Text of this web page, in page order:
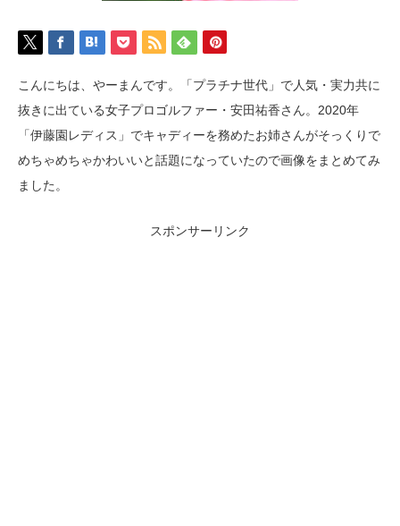
こんにちは、やーまんです。「プラチナ世代」で人気・実力共に
抜きに出ている女子プロゴルファー・安田祐香さん。2020年
「伊藤園レディス」でキャディーを務めたお姉さんがそっくりで
めちゃめちゃかわいいと話題になっていたので画像をまとめてみ
ました。
スポンサーリンク